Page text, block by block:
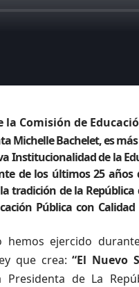
Comisión de
Michelle Bachelet, es
Institucionalidad de la
de los últimos 25 años
tradición de la República
Pública con
hemos ejercido
que crea:“El Nuevo
de La